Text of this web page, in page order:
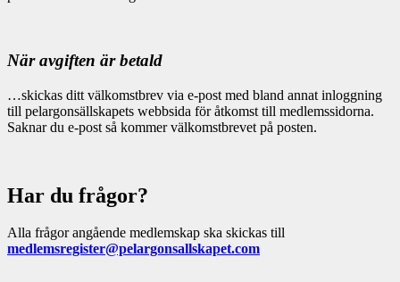
När avgiften är betald
…skickas ditt välkomstbrev via e-post med bland annat inloggning
till pelargonsällskapets webbsida för åtkomst till medlemssidorna.
Saknar du e-post så kommer välkomstbrevet på posten.
Har du frågor?
Alla frågor angående medlemskap ska skickas till
medlemsregister@pelargonsallskapet.com